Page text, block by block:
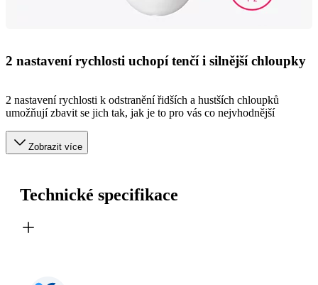
2 nastavení rychlosti uchopí tenčí i silnější chloupky
2 nastavení rychlosti k odstranění řidších a hustších chloupků
umožňují zbavit se jich tak, jak je to pro vás co nejvhodnější
Zobrazit více
Technické specifikace